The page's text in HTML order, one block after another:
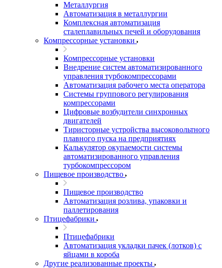
Металлургия
Автоматизация в металлургии
Комплексная автоматизация
сталеплавильных печей и оборудования
Компрессорные установки
Компрессорные установки
Внедрение систем автоматизированного
управления турбокомпрессорами
Автоматизация рабочего места оператора
Системы группового регулирования
компрессорами
Цифровые возбудители синхронных
двигателей
Тиристорные устройства высоковольтного
плавного пуска на предприятиях
Калькулятор окупаемости системы
автоматизированного управления
турбокомпрессором
Пищевое производство
Пищевое производство
Автоматизация розлива, упаковки и
паллетирования
Птицефабрики
Птицефабрики
Автоматизация укладки пачек (лотков) с
яйцами в короба
Другие реализованные проекты